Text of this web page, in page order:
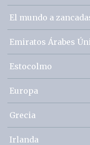
El mundo a
Emiratos Árabes
Estocolmo
Europa
Grecia
Irlanda